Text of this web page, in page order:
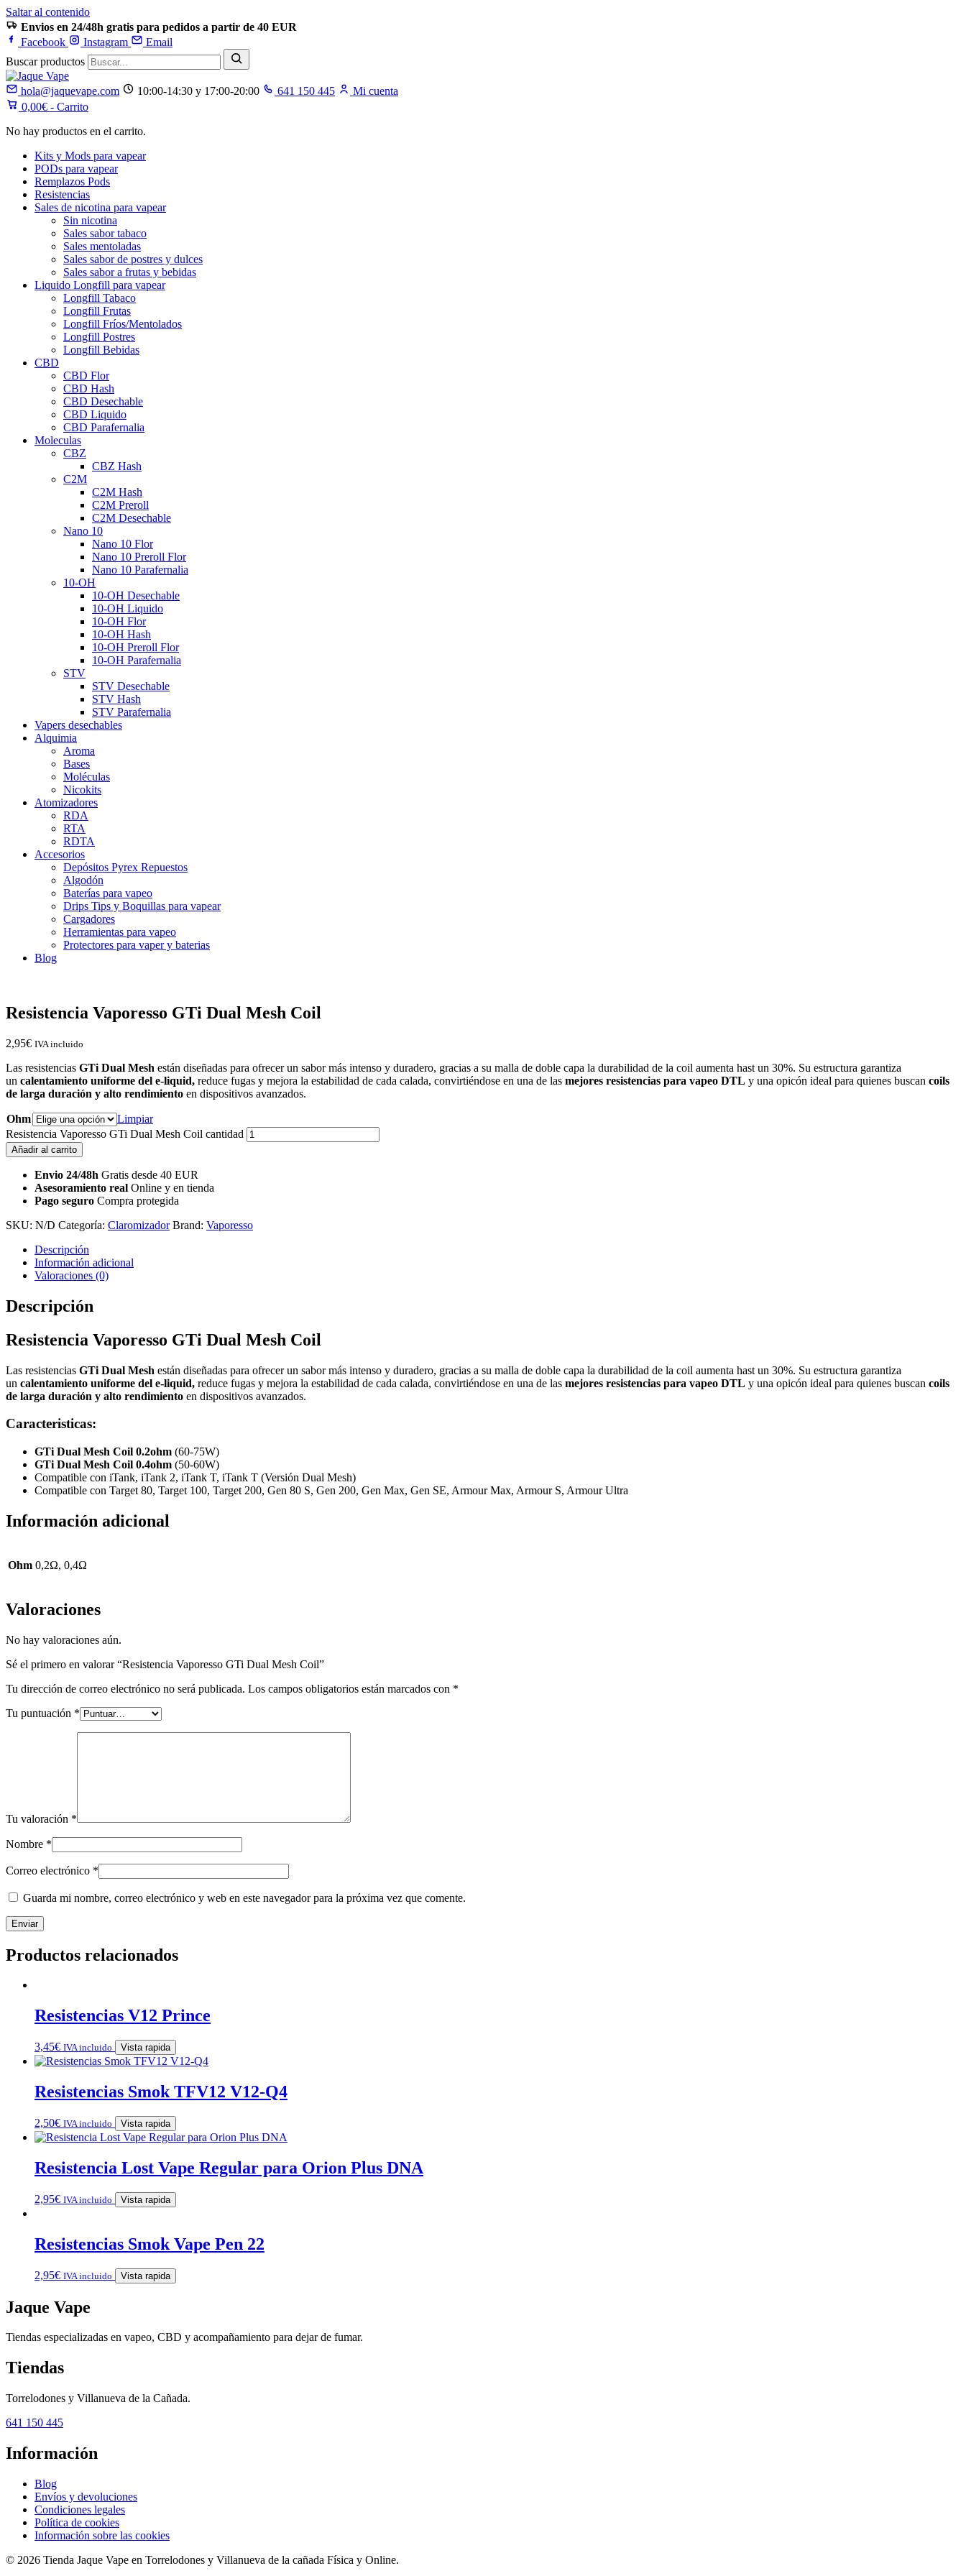
Saltar al contenido
Envios en 24/48h gratis para pedidos a partir de 40 EUR
Facebook
Instagram
Email
Buscar productos
hola@jaquevape.com 10:00-14:30 y 17:00-20:00 641 150 445
Mi cuenta
0,00€ - Carrito
No hay productos en el carrito.
Kits y Mods para vapear
PODs para vapear
Remplazos Pods
Resistencias
Sales de nicotina para vapear
Sin nicotina
Sales sabor tabaco
Sales mentoladas
Sales sabor de postres y dulces
Sales sabor a frutas y bebidas
Liquido Longfill para vapear
Longfill Tabaco
Longfill Frutas
Longfill Fríos/Mentolados
Longfill Postres
Longfill Bebidas
CBD
CBD Flor
CBD Hash
CBD Desechable
CBD Liquido
CBD Parafernalia
Moleculas
CBZ
CBZ Hash
C2M
C2M Hash
C2M Preroll
C2M Desechable
Nano 10
Nano 10 Flor
Nano 10 Preroll Flor
Nano 10 Parafernalia
10-OH
10-OH Desechable
10-OH Liquido
10-OH Flor
10-OH Hash
10-OH Preroll Flor
10-OH Parafernalia
STV
STV Desechable
STV Hash
STV Parafernalia
Vapers desechables
Alquimia
Aroma
Bases
Moléculas
Nicokits
Atomizadores
RDA
RTA
RDTA
Accesorios
Depósitos Pyrex Repuestos
Algodón
Baterías para vapeo
Drips Tips y Boquillas para vapear
Cargadores
Herramientas para vapeo
Protectores para vaper y baterias
Blog
Resistencia Vaporesso GTi Dual Mesh Coil
2,95€ IVA incluido
Las resistencias GTi Dual Mesh están diseñadas para ofrecer un sabor más intenso y duradero, gracias a su malla de doble capa la durabilidad de la coil aumenta hast un 30%. Su estructura garantiza
un calentamiento uniforme del e-liquid, reduce fugas y mejora la estabilidad de cada calada, convirtiéndose en una de las mejores resistencias para vapeo DTL y una opicón ideal para quienes buscan coils
de larga duración y alto rendimiento en dispositivos avanzados.
Ohm
Limpiar
Resistencia Vaporesso GTi Dual Mesh Coil cantidad
Añadir al carrito
Envio 24/48h Gratis desde 40 EUR
Asesoramiento real Online y en tienda
Pago seguro Compra protegida
SKU: N/D Categoría: Claromizador Brand: Vaporesso
Descripción
Información adicional
Valoraciones (0)
Descripción
Resistencia Vaporesso GTi Dual Mesh Coil
Las resistencias GTi Dual Mesh están diseñadas para ofrecer un sabor más intenso y duradero, gracias a su malla de doble capa la durabilidad de la coil aumenta hast un 30%. Su estructura garantiza
un calentamiento uniforme del e-liquid, reduce fugas y mejora la estabilidad de cada calada, convirtiéndose en una de las mejores resistencias para vapeo DTL y una opicón ideal para quienes buscan coils
de larga duración y alto rendimiento en dispositivos avanzados.
Caracteristicas:
GTi Dual Mesh Coil 0.2ohm (60-75W)
GTi Dual Mesh Coil 0.4ohm (50-60W)
Compatible con iTank, iTank 2, iTank T, iTank T (Versión Dual Mesh)
Compatible con Target 80, Target 100, Target 200, Gen 80 S, Gen 200, Gen Max, Gen SE, Armour Max, Armour S, Armour Ultra
Información adicional
Ohm 0,2Ω, 0,4Ω
Valoraciones
No hay valoraciones aún.
Sé el primero en valorar “Resistencia Vaporesso GTi Dual Mesh Coil”
Tu dirección de correo electrónico no será publicada. Los campos obligatorios están marcados con *
Tu puntuación *
Tu valoración *
Nombre *
Correo electrónico *
Guarda mi nombre, correo electrónico y web en este navegador para la próxima vez que comente.
Productos relacionados
Resistencias V12 Prince
3,45€ IVA incluido Vista rapida
Resistencias Smok TFV12 V12-Q4
2,50€ IVA incluido Vista rapida
Resistencia Lost Vape Regular para Orion Plus DNA
2,95€ IVA incluido Vista rapida
Resistencias Smok Vape Pen 22
2,95€ IVA incluido Vista rapida
Jaque Vape
Tiendas especializadas en vapeo, CBD y acompañamiento para dejar de fumar.
Tiendas
Torrelodones y Villanueva de la Cañada.
641 150 445
Información
Blog
Envíos y devoluciones
Condiciones legales
Política de cookies
Información sobre las cookies
© 2026 Tienda Jaque Vape en Torrelodones y Villanueva de la cañada Física y Online.